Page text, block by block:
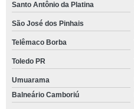
Santo Antônio da Platina
São José dos Pinhais
Telêmaco Borba
Toledo PR
Umuarama
Balneário Camboriú